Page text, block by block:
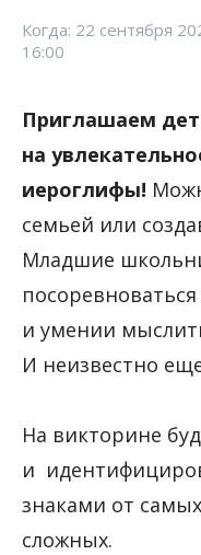
Когда: 22 сентября
16:00
Приглашаем
на
иероглифы!
семьей или
Младшие
и умении
И неизвестно
На викторине
и
знаками от
сложных.